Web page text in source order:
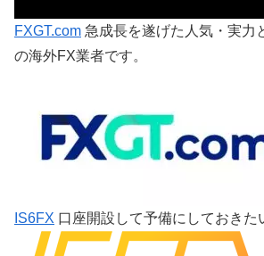
FXGT.com 急成長を遂げた人気・実力
の海外FX業者です。
IS6FX 口座開設して予備にしておきた